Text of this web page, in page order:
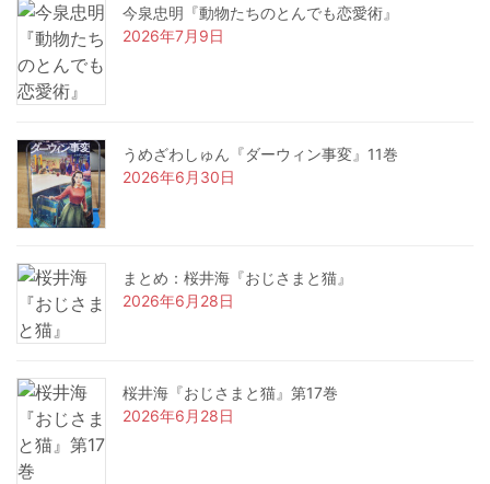
今泉忠明『動物たちのとんでも恋愛術』
2026年7月9日
うめざわしゅん『ダーウィン事変』11巻
2026年6月30日
まとめ：桜井海『おじさまと猫』
2026年6月28日
桜井海『おじさまと猫』第17巻
2026年6月28日